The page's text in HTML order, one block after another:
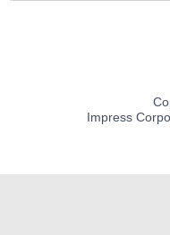
Impress